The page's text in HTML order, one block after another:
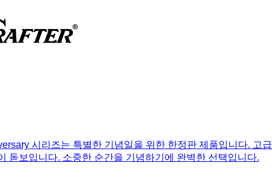
시리즈는 특별한 기념일을 위한 한정판 제품입니다. 고
돋보입니다. 소중한 순간을 기념하기에 완벽한 선택입니다.